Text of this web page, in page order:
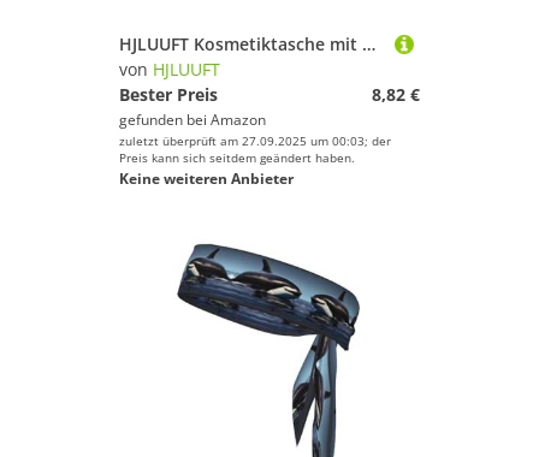
HJLUUFT Kosmetiktasche mit Kaninchen-Hintergrund, großes Fassungsvermögen, Kulturbeutel für Damen, Schwarz, Einheitsgröße
von HJLUUFT
Bester Preis
8,82 €
gefunden bei Amazon
zuletzt überprüft am 27.09.2025 um 00:03; der
Preis kann sich seitdem geändert haben.
Keine weiteren Anbieter